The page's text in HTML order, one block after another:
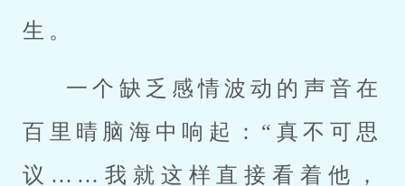
生。
一个缺乏感情波动的声音在
百里晴脑海中响起：“真不可思
议……我就这样直接看着他，